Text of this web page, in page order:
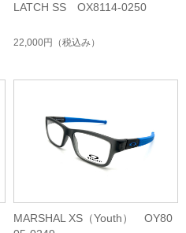
LATCH SS OX8114-0250
22,000円 （税込み）
MARSHAL XS（Youth） OY80